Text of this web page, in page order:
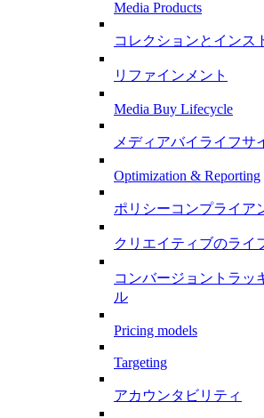
Media Products
コレクションとインス
リファインメント
Media Buy Lifecycle
メディアバイライフサ
Optimization & Reporting
ポリシーコンプライア
クリエイティブのライ
コンバージョントラッ
ル
Pricing models
Targeting
アカウンタビリティ